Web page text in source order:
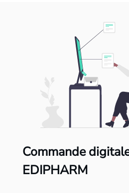
Commande
EDIPHARM